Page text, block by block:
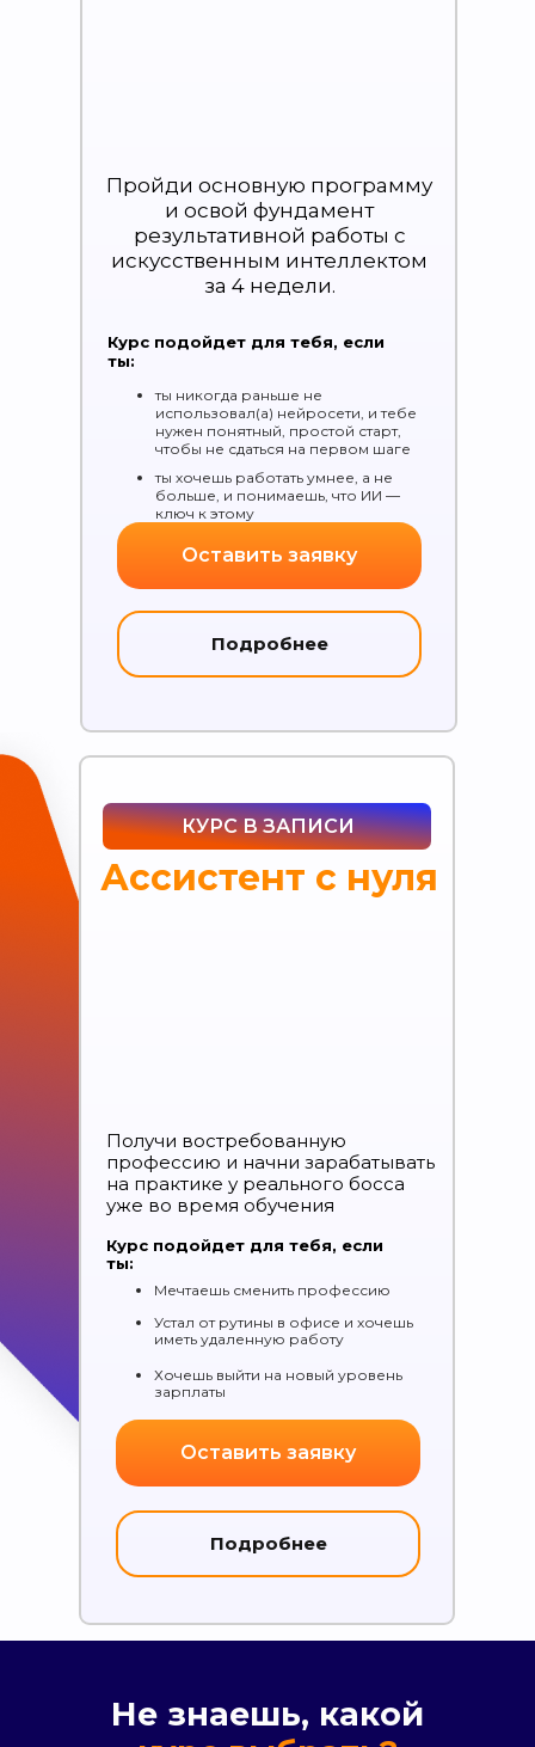
Пройди основную программу
и освой фундамент
результативной работы с
искусственным интеллектом
за 4 недели.
Курс подойдет для тебя, если
ты:
ты никогда раньше не
использовал(а) нейросети, и тебе
нужен понятный, простой старт,
чтобы не сдаться на первом шаге
ты хочешь работать умнее, а не
больше, и понимаешь, что ИИ —
ключ к этому
Оставить заявку
Подробнее
КУРС В ЗАПИСИ
Ассистент с нуля
Получи востребованную
профессию и начни зарабатывать
на практике у реального босса
уже во время обучения
Курс подойдет для тебя, если
ты:
Мечтаешь сменить профессию
Устал от рутины в офисе и хочешь
иметь удаленную работу
Хочешь выйти на новый уровень
зарплаты
Оставить заявку
Подробнее
Не знаешь, какой